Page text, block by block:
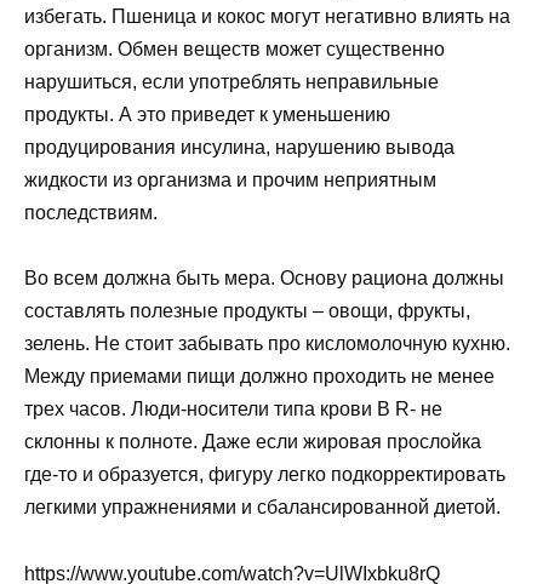
избегать. Пшеница и кокос могут негативно влиять на
организм. Обмен веществ может существенно
нарушиться, если употреблять неправильные
продукты. А это приведет к уменьшению
продуцирования инсулина, нарушению вывода
жидкости из организма и прочим неприятным
последствиям.
Во всем должна быть мера. Основу рациона должны
составлять полезные продукты – овощи, фрукты,
зелень. Не стоит забывать про кисломолочную кухню.
Между приемами пищи должно проходить не менее
трех часов. Люди-носители типа крови B R- не
склонны к полноте. Даже если жировая прослойка
где-то и образуется, фигуру легко подкорректировать
легкими упражнениями и сбалансированной диетой.
https://www.youtube.com/watch?v=UlWIxbku8rQ